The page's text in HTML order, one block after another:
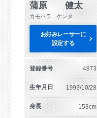
蒲原 健太
カモハラ ケンタ
お好みレーサーに
設定する
登録番号 4873
生年月日 1993/10/28
身長 153cm